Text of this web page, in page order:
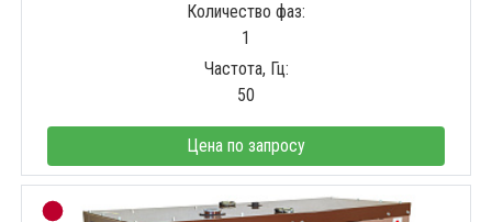
Количество фаз:
1
Частота, Гц:
50
Цена по запросу